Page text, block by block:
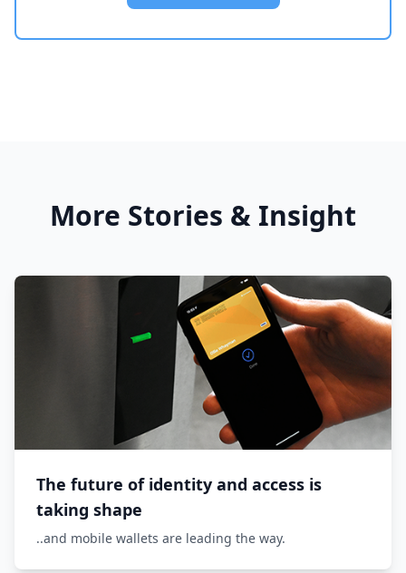
More Stories & Insight
The future of identity and access is
taking shape
..and mobile wallets are leading the way.